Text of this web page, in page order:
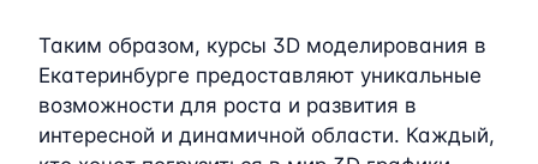
Таким образом, курсы 3D моделирования в
Екатеринбурге предоставляют уникальные
возможности для роста и развития в
интересной и динамичной области. Каждый,